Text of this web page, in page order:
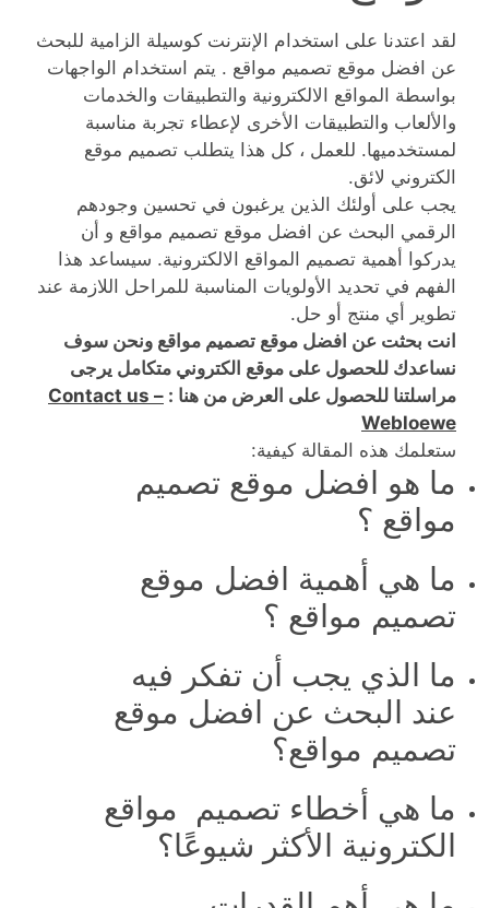
لقد اعتدنا على استخدام الإنترنت كوسيلة الزامية للبحث
عن افضل موقع تصميم مواقع . يتم استخدام الواجهات
بواسطة المواقع الالكترونية والتطبيقات والخدمات
والألعاب والتطبيقات الأخرى لإعطاء تجربة مناسبة
لمستخدميها. للعمل ، كل هذا يتطلب تصميم موقع
الكتروني لائق.
يجب على أولئك الذين يرغبون في تحسين وجودهم
الرقمي البحث عن افضل موقع تصميم مواقع و أن
يدركوا أهمية تصميم المواقع الالكترونية. سيساعد هذا
الفهم في تحديد الأولويات المناسبة للمراحل اللازمة عند
تطوير أي منتج أو حل.
انت بحثت عن افضل موقع تصميم مواقع ونحن سوف
نساعدك للحصول على موقع الكتروني متكامل يرجى
مراسلتنا للحصول على العرض من هنا : Contact us –
Webloewe
ستعلمك هذه المقالة كيفية:
ما هو افضل موقع تصميم
مواقع ؟
ما هي أهمية افضل موقع
تصميم مواقع ؟
ما الذي يجب أن تفكر فيه
عند البحث عن افضل موقع
تصميم مواقع؟
ما هي أخطاء تصميم مواقع
الكترونية الأكثر شيوعًا؟